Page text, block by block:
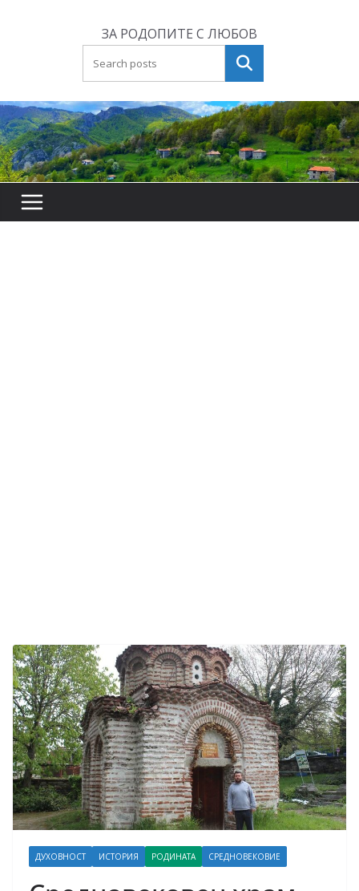
ЗА РОДОПИТЕ С ЛЮБОВ
Търсене
ДУХОВНОСТ ИСТОРИЯ РОДИНАТА СРЕДНОВЕКОВИЕ